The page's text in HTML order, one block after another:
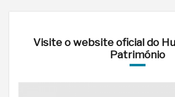
Visite o website oficial do
Património